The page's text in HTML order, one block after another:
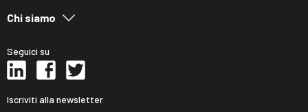
Chi siamo
Seguici su
Iscriviti alla newsletter